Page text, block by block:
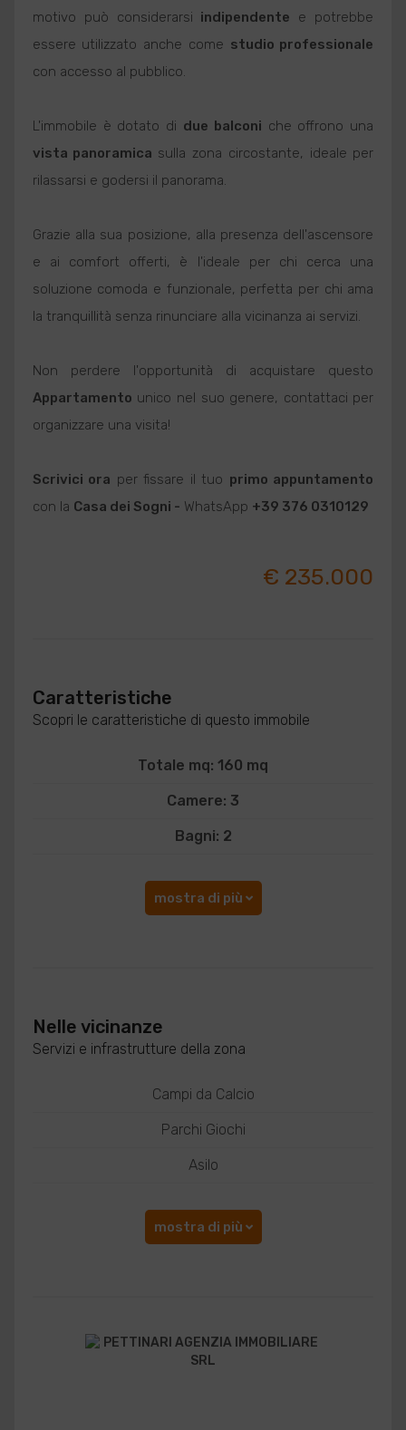
motivo può considerarsi indipendente e potrebbe
essere utilizzato anche come studio professionale
con accesso al pubblico.
L'immobile è dotato di due balconi che offrono una
vista panoramica sulla zona circostante, ideale per
rilassarsi e godersi il panorama.
Grazie alla sua posizione, alla presenza dell'ascensore
e ai comfort offerti, è l'ideale per chi cerca una
soluzione comoda e funzionale, perfetta per chi ama
la tranquillità senza rinunciare alla vicinanza ai servizi.
Non perdere l'opportunità di acquistare questo
Appartamento unico nel suo genere, contattaci per
organizzare una visita!
Scrivici ora per fissare il tuo primo appuntamento
con la Casa dei Sogni - WhatsApp +39 376 0310129
€ 235.000
Caratteristiche
Scopri le caratteristiche di questo immobile
Totale mq: 160 mq
Camere: 3
Bagni: 2
mostra di più
Nelle vicinanze
Servizi e infrastrutture della zona
Campi da Calcio
Parchi Giochi
Asilo
mostra di più